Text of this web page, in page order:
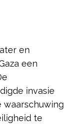
en
een
invasie
waarschuwing
te